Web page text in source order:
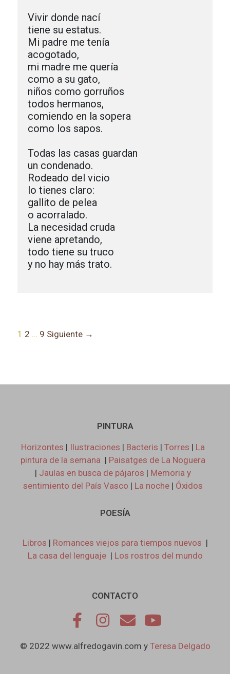
Vivir donde nací
tiene su estatus.
Mi padre me tenía
acogotado,
mi madre me quería
como a su gato,
niños como gorruños
todos hermanos,
comiendo en la sopera
como los sapos.
Todas las casas guardan
un condenado.
Rodeado del vicio
lo tienes claro:
gallito de pelea
o acorralado.
La necesidad cruda
viene apretando,
todo tiene su truco
y no hay más trato.
1 2 … 9 Siguiente →
PINTURA
Horizontes | Ilustraciones | Bacteris | Torres | La
pintura de la semana | Paisatges de La Noguera
| Jaulas en busca de pájaros | Memoria y
sentimiento del País Vasco | La noche| Óxidos
POESÍA
Libros | Romances viejos para tiempos nuevos |
La casa del lenguaje| Los rostros del mundo
CONTACTO
© 2022 www.alfredogavin.com y Teresa Delgado